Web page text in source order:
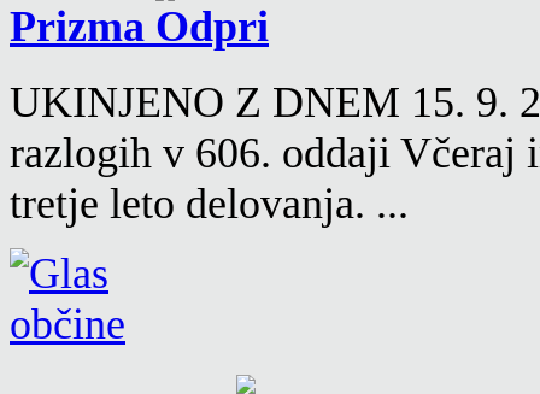
Prizma
UKINJENO Z DNEM 15. 9.
razlogih v 606. oddaji Včeraj
tretje leto delovanja. ...